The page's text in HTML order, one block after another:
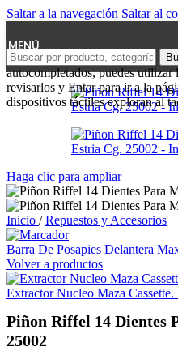
Saltar a la navegación Saltar al
MENÚ
autocompletados, puedes utilizar
revisarlos y Enter para ir a la
dispositivos táctiles exploran al
Haga clic para ampliar
Inicio / Repuestos y Accesorios
Barra De Posapies Delantera
Volver a productos
Extractor Nucleo Maza
Piñon Riffel 14 Dientes
25002